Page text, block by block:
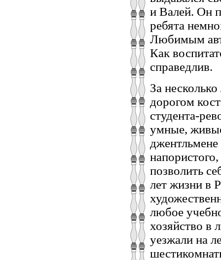
и Валей. Он
ребята
Любимым
Как
справедлив.
За
дорогом
студента-
умные,
позволить
лет жизни в
любое
хозяйство в
уезжали на